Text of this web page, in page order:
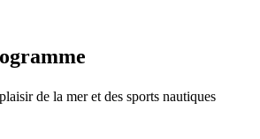
de la mer et des sports nautiques